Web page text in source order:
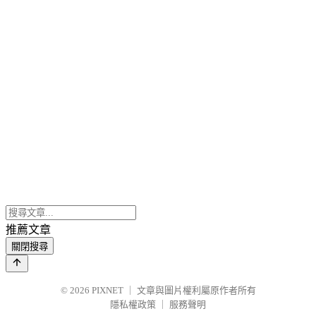
推薦文章
關閉搜尋
© 2026 PIXNET
文章與圖片權利屬原作者所有
隱私權政策
服務聲明